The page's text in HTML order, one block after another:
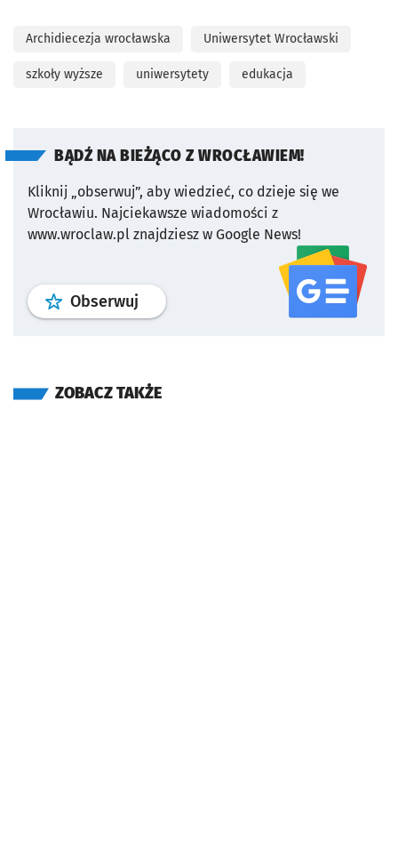
Archidiecezja wrocławska Uniwersytet Wrocławski
szkoły wyższe uniwersytety edukacja
BĄDŹ NA BIEŻĄCO Z WROCŁAWIEM!
Kliknij „obserwuj”, aby wiedzieć, co dzieje się we
Wrocławiu. Najciekawsze wiadomości z
www.wroclaw.pl znajdziesz w Google News!
Obserwuj profil serwisu
ZOBACZ TAKŻE